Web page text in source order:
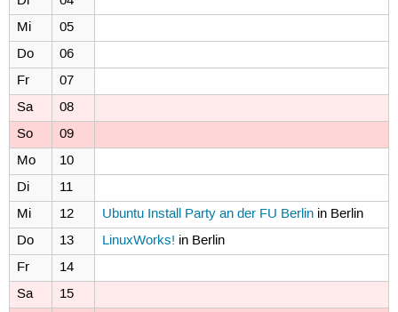
Mi
05
Do
06
Fr
07
Sa
08
So
09
Mo
10
Di
11
Mi
12 Ubuntu Install Party an der FU Berlin in Berlin
Do
13 LinuxWorks! in Berlin
Fr
14
Sa
15